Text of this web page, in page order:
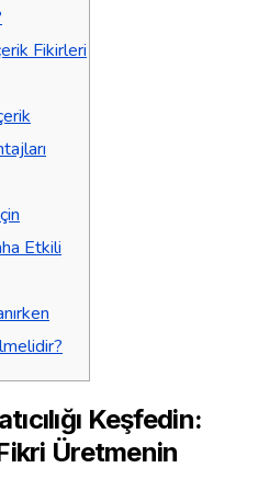
Fikirleri
Etkili
Keşfedin:
Üretmenin